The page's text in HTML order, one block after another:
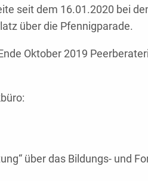
seit dem 16.01.2020 bei
über die Pfennigparade.
Oktober 2019
über das Bildungs- und